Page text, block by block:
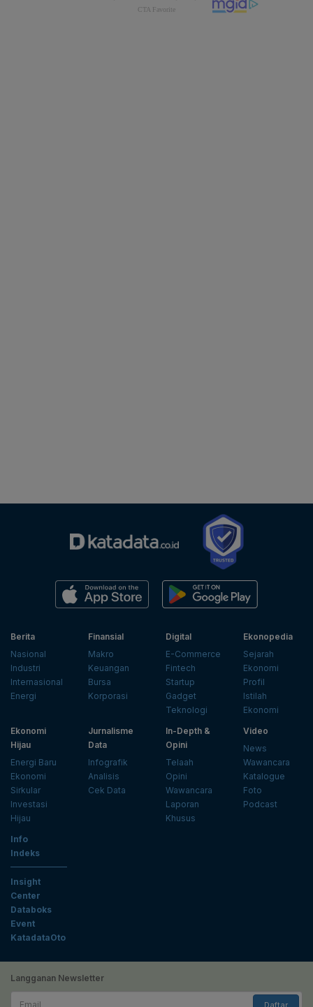
Berita
Nasional
Industri
Internasional
Energi
Finansial
Makro
Keuangan
Bursa
Korporasi
Digital
E-Commerce
Fintech
Startup
Gadget
Teknologi
Ekonopedia
Sejarah
Ekonomi
Profil
Istilah
Ekonomi
Ekonomi
Hijau
Energi Baru
Ekonomi
Sirkular
Investasi
Hijau
Jurnalisme
Data
Infografik
Analisis
Cek Data
In-Depth &
Opini
Telaah
Opini
Wawancara
Laporan
Khusus
Video
News
Wawancara
Katalogue
Foto
Podcast
Info
Indeks
Insight
Center
Databoks
Event
KatadataOto
Langganan Newsletter
Daftar